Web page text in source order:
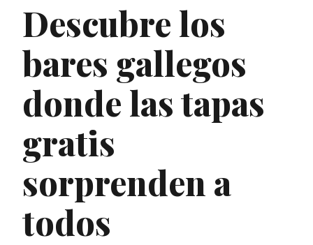
Descubre los
bares gallegos
donde las tapas
gratis
sorprenden a
todos